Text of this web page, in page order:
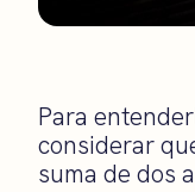
Para
considerar
suma de dos